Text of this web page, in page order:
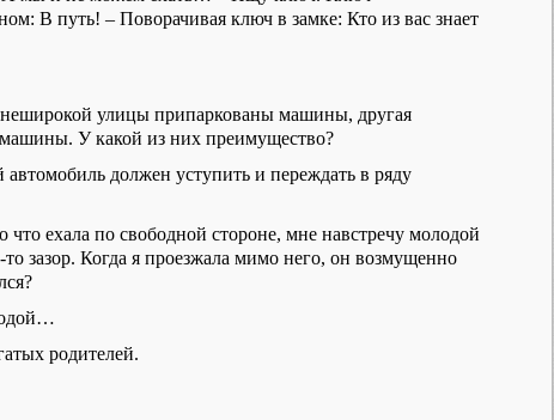
В путь! – Поворачивая ключ в замке: Кто из вас знает
улицы припаркованы машины, другая
машины. У какой из них преимущество?
должен уступить и переждать в ряду
ехала по свободной стороне, мне навстречу молодой
зазор. Когда я проезжала мимо него, он возмущенно
родителей.